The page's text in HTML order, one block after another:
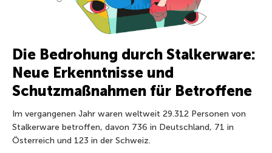
Die Bedrohung durch Stalkerware:
Neue Erkenntnisse und
Schutzmaßnahmen für Betroffene
Im vergangenen Jahr waren weltweit 29.312 Personen von
Stalkerware betroffen, davon 736 in Deutschland, 71 in
Österreich und 123 in der Schweiz.